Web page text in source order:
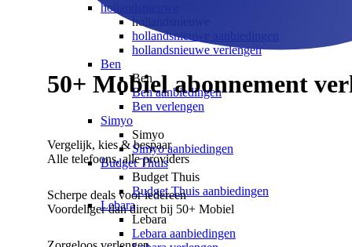
hollandsnieuwe
hollandsnieuwe
hollandsnieuwe aanbiedingen
hollandsnieuwe verlengen
Ben
Ben
Ben aanbiedingen
Ben verlengen
Simyo
Simyo
Simyo aanbiedingen
Budget Thuis
Budget Thuis
Budget Thuis aanbiedingen
Lebara
Lebara
Lebara aanbiedingen
50+ Mobiel abonnement
Vergelijk, kies & bespaar
Alle telefoons, alle providers
Scherpe deals voor iedereen
Voordeliger dan direct bij 50+ Mobiel